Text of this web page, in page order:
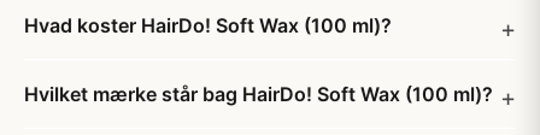
Hvad koster HairDo! Soft Wax (100 ml)?
Hvilket mærke står bag HairDo! Soft Wax (100 ml)?